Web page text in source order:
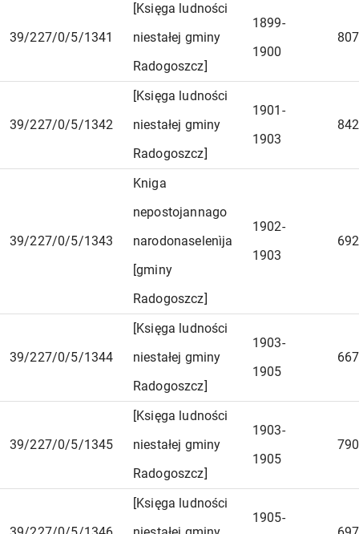
39/227/0/5/1341
[Księga ludności
niestałej gminy
Radogoszcz]
1899-
1900
807
39/227/0/5/1342
[Księga ludności
niestałej gminy
Radogoszcz]
1901-
1903
842
39/227/0/5/1343
Kniga
nepostojannago
narodonaselenìja
[gminy
Radogoszcz]
1902-
1903
692
39/227/0/5/1344
[Księga ludności
niestałej gminy
Radogoszcz]
1903-
1905
667
39/227/0/5/1345
[Księga ludności
niestałej gminy
Radogoszcz]
1903-
1905
790
[Księga ludności
1905-